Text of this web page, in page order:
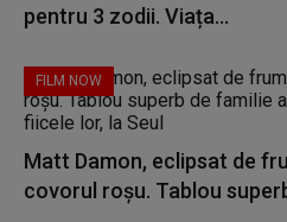
pentru 3 zodii. Viața...
FILM NOW
Matt Damon, eclipsat de
covorul roșu. Tablou